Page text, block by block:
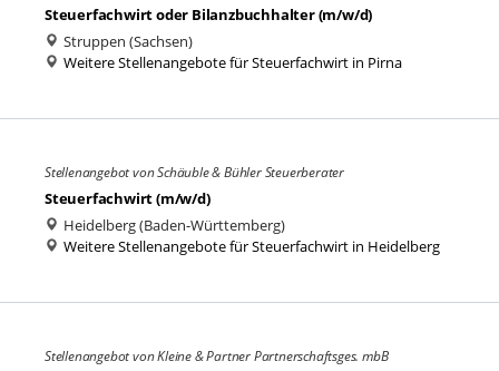
Steuerfachwirt oder Bilanzbuchhalter (m/w/d)
Struppen (Sachsen)
Weitere Stellenangebote für Steuerfachwirt in Pirna
Stellenangebot von Schäuble & Bühler Steuerberater
Steuerfachwirt (m/w/d)
Heidelberg (Baden-Württemberg)
Weitere Stellenangebote für Steuerfachwirt in Heidelberg
Stellenangebot von Kleine & Partner Partnerschaftsges. mbB